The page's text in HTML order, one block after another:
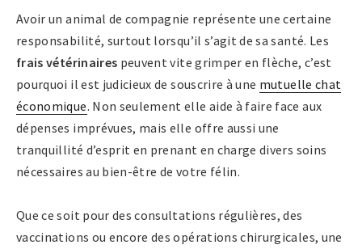
Avoir un animal de compagnie représente une certaine
responsabilité, surtout lorsqu’il s’agit de sa santé. Les
frais vétérinaires peuvent vite grimper en flèche, c’est
pourquoi il est judicieux de souscrire à une mutuelle chat
économique. Non seulement elle aide à faire face aux
dépenses imprévues, mais elle offre aussi une
tranquillité d’esprit en prenant en charge divers soins
nécessaires au bien-être de votre félin.
Que ce soit pour des consultations régulières, des
vaccinations ou encore des opérations chirurgicales, une